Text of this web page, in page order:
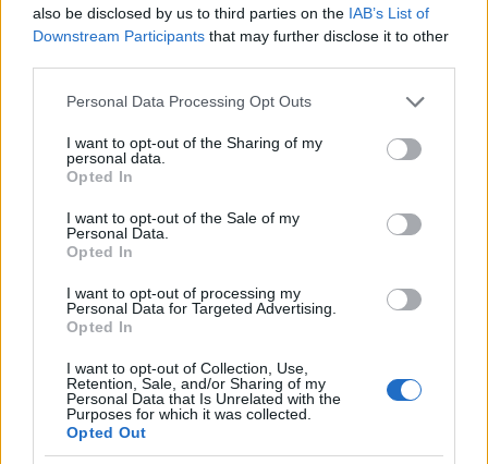
also be disclosed by us to third parties on the IAB’s List of
Downstream Participants that may further disclose it to other
Please note that this website/app uses one or more Google
not limited to your visit or usage behaviour. You may click to
grant or deny consent to Google and its third-party tags to
use your data for below specified purposes in below Google
consent section.
Personal Data Processing Opt Outs
I want to opt-out of the Sharing of my
personal data.
Opted In
I want to opt-out of the Sale of my
Personal Data.
Opted In
I want to opt-out of processing my
Personal Data for Targeted Advertising.
Opted In
I want to opt-out of Collection, Use,
Retention, Sale, and/or Sharing of my
Personal Data that Is Unrelated with the
Purposes for which it was collected.
Opted Out
Continua a leggere